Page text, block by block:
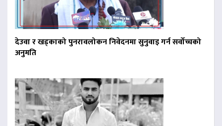
देउवा र खड्काको पुनरावलोकन निवेदनमा सुनुवाइ गर्न सर्वोच्चको
अनुमति